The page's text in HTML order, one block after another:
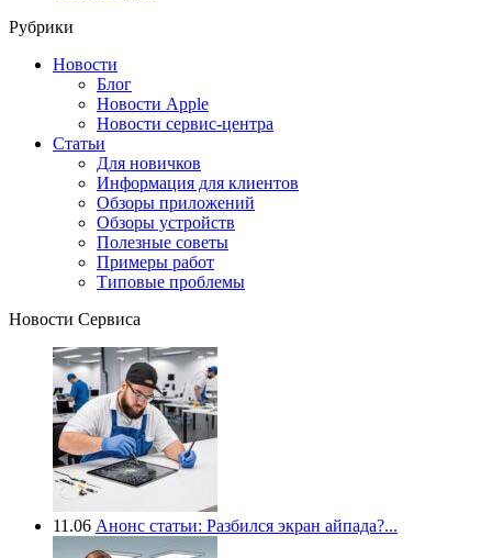
Рубрики
Новости
Блог
Новости Apple
Новости сервис-центра
Статьи
Для новичков
Информация для клиентов
Обзоры приложений
Обзоры устройств
Полезные советы
Примеры работ
Типовые проблемы
Новости Сервиса
11.06 Анонс статьи: Разбился экран айпада?...